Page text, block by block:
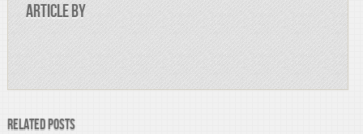
Article by
Related Posts